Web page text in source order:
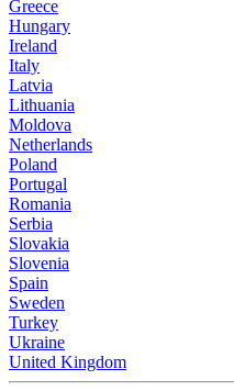
Greece
Hungary
Ireland
Italy
Latvia
Lithuania
Moldova
Netherlands
Poland
Portugal
Romania
Serbia
Slovakia
Slovenia
Spain
Sweden
Turkey
Ukraine
United Kingdom